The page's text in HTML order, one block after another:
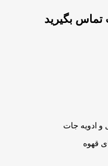
و ادویه جات
قهوه